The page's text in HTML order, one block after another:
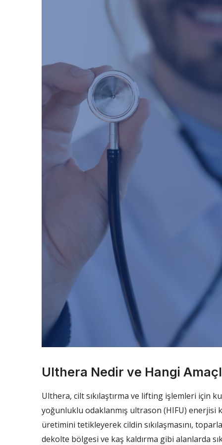
Ulthera Nedir ve Hangi
Ulthera, cilt sıkılaştırma ve lifting işlemleri için
yoğunluklu odaklanmış ultrason (HIFU) enerjisi
üretimini tetikleyerek cildin sıkılaşmasını,
dekolte bölgesi ve kaş kaldırma gibi alanlarda